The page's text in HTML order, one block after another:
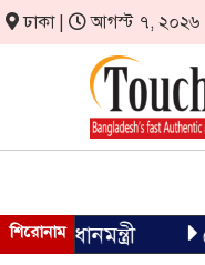
ঢাকা | আগস্ট ৭, ২০২৬ -
শিরোনাম